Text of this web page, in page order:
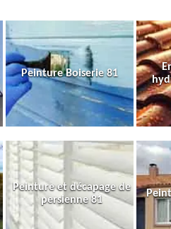
Peinture Boiserie 81
Peinture et décapage de
persienne 81